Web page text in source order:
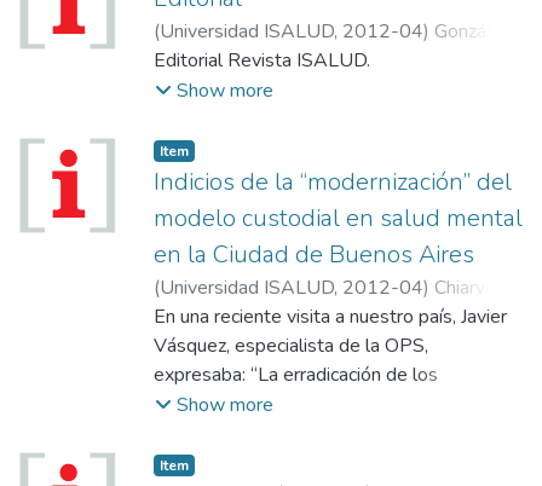
(Universidad ISALUD, 2012-04) González
Astorquiza, Mario
Editorial Revista ISALUD.
Show more
Item
Indicios de la “modernización” del
modelo custodial en salud mental
en la Ciudad de Buenos Aires
(Universidad ISALUD, 2012-04) Chiarvetti,
Silvia
En una reciente visita a nuestro país, Javier
Vásquez, especialista de la OPS,
expresaba: “La erradicación de los
manicomios ha dejado de ser tema de
transmitido por la OPS, sobre la base de los
Show more
Item